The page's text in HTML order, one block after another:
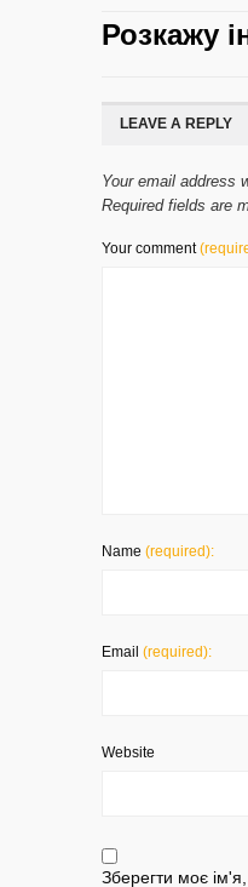
Розкажу
LEAVE A REPLY
Your email address
Required fields are
Your comment
Name (required):
Email (required):
Website
Зберегти моє